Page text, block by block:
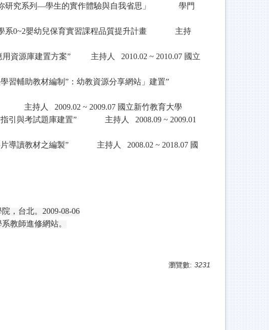
研究系列—學生的實作體驗與自我省思」
學門
系0~2嬰幼兒保育實習課程品質提升計畫
主持
資源庫建置方案” 主持人 2010.02 ~ 2010.07 國立
習輔助教材編制”：幼教資源分享網站」建置”
主持人 2009.02 ~ 2009.07 國立新竹教育大學
引與考試題庫建置” 主持人
2008.09 ~ 2009.01
導讀教材之編製” 主持人 2008.02 ~ 2018.07 國
，台北。 2009-08-06
教師進修網站。
瀏覽數: 3231